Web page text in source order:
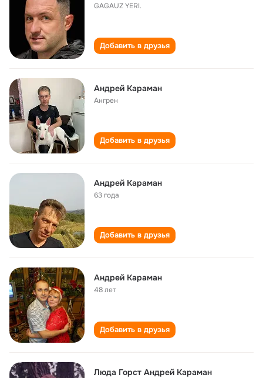
GAGAUZ YERI.
Добавить в друзья
Андрей Караман
Ангрен
Добавить в друзья
Андрей Караман
63 года
Добавить в друзья
Андрей Караман
48 лет
Добавить в друзья
Люда Горст Андрей Караман